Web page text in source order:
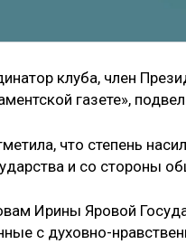
клуба, член
газете»,
что степень
и со стороны
Ирины Яровой
с духовно-